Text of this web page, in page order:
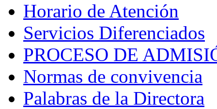
Horario de Atención
Servicios Diferenciados
PROCESO DE
Normas de convivencia
Palabras de la Directora